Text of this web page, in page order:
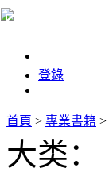
登錄
首頁 > 專業書籍 >
大类：